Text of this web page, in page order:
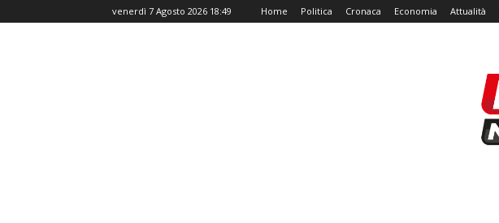
venerdì 7 Agosto 2026 18:49 Home Politica Cronaca Economia Attualità